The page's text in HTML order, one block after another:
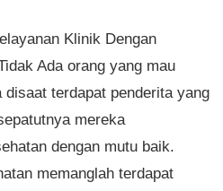
Klinik Dengan
Ada orang yang mau
terdapat penderita yang
mereka
dengan mutu baik.
memanglah terdapat